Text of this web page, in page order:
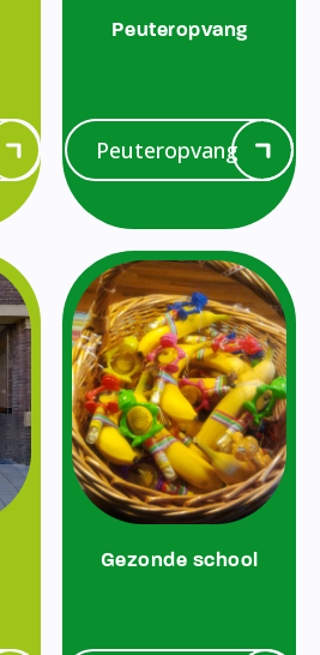
Peuteropvang
Peuteropvang
Gezonde school